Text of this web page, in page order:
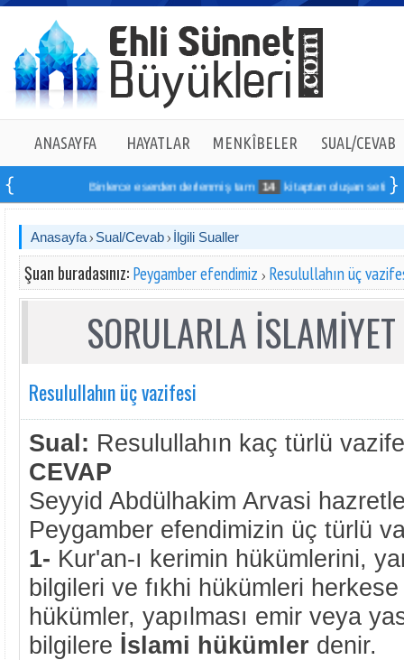
ANASAYFA HAYATLAR MENKÎBELER SUAL/CEVAB
Binlerce eserden derlenmiş tam 14 kitaptan oluşan seti
Anasayfa Sual/Cevab İlgili Sualler
Şuan buradasınız: Peygamber efendimiz Resulullahın üç
SORULARLA
Resulullahın üç vazifesi
Sual: Resulullahın kaç türlü
CEVAP
Seyyid Abdülhakim Arvasi
Peygamber efendimizin üç türlü
1- Kur'an-ı kerimin hükümlerini,
bilgileri ve fıkhi hükümleri
hükümler, yapılması emir veya
bilgilere İslami hükümler denir.